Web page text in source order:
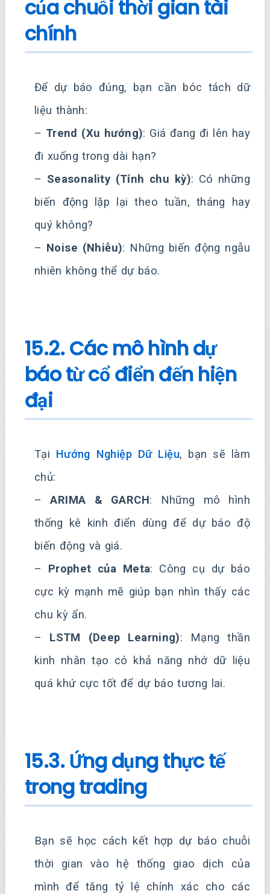
của chuỗi thời gian tài
chính
Để dự báo đúng, bạn cần bóc tách dữ
liệu thành:
– Trend (Xu hướng): Giá đang đi lên hay
đi xuống trong dài hạn?
– Seasonality (Tính chu kỳ): Có những
biến động lặp lại theo tuần, tháng hay
quý không?
– Noise (Nhiễu): Những biến động ngẫu
nhiên không thể dự báo.
15.2. Các mô hình dự
báo từ cổ điển đến hiện
đại
Tại Hướng Nghiệp Dữ Liệu, bạn sẽ làm
chủ:
–ARIMA & GARCH: Những mô hình
thống kê kinh điển dùng để dự báo độ
biến động và giá.
– Prophet của Meta: Công cụ dự báo
cực kỳ mạnh mẽ giúp bạn nhìn thấy các
chu kỳ ẩn.
– LSTM (Deep Learning): Mạng thần
kinh nhân tạo có khả năng nhớ dữ liệu
quá khứ cực tốt để dự báo tương lai.
15.3. Ứng dụng thực tế
trong trading
Bạn sẽ học cách kết hợp dự báo chuỗi
thời gian vào hệ thống giao dịch của
mình để tăng tỷ lệ chính xác cho các